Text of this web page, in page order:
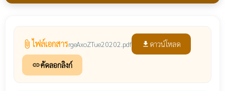
attach_file ไฟล์เอกสารrgeAxoZTue20202.pdf file_download ดาวน์โหลด
linkคัดลอกลิงก์